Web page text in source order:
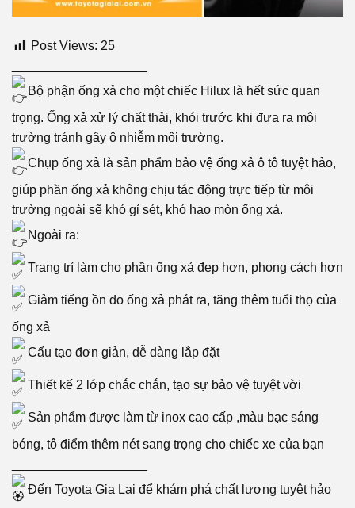
Post Views: 25
Bộ phận ống xả cho một chiếc Hilux là hết sức quan
trọng. Ống xả xử lý chất thải, khói trước khi đưa ra môi
trường tránh gây ô nhiễm môi trường.
Chụp ống xả là sản phẩm bảo vệ ống xả ô tô tuyệt hảo,
giúp phần ống xả không chịu tác động trực tiếp từ môi
trường ngoài sẽ khó gỉ sét, khó hao mòn ống xả.
Ngoài ra:
Trang trí làm cho phần ống xả đẹp hơn, phong cách hơn
Giảm tiếng ồn do ống xả phát ra, tăng thêm tuổi thọ của
ống xả
Cấu tạo đơn giản, dễ dàng lắp đặt
Thiết kế 2 lớp chắc chắn, tạo sự bảo vệ tuyệt vời
Sản phẩm được làm từ inox cao cấp ,màu bạc sáng
bóng, tô điểm thêm nét sang trọng cho chiếc xe của bạn
Đến Toyota Gia Lai để khám phá chất lượng tuyệt hảo